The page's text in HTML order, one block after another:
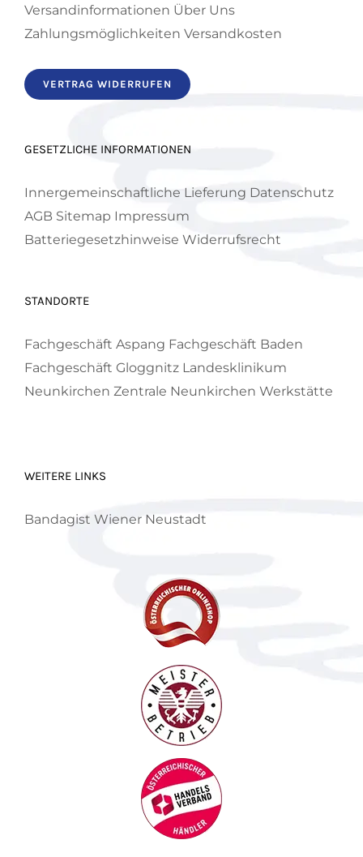
Versandinformationen Über Uns
Zahlungsmöglichkeiten Versandkosten
VERTRAG WIDERRUFEN
GESETZLICHE INFORMATIONEN
Innergemeinschaftliche Lieferung Datenschutz
AGB Sitemap Impressum
Batteriegesetzhinweise Widerrufsrecht
STANDORTE
Fachgeschäft Aspang Fachgeschäft Baden
Fachgeschäft Gloggnitz Landesklinikum
Neunkirchen Zentrale Neunkirchen Werkstätte
WEITERE LINKS
Bandagist Wiener Neustadt